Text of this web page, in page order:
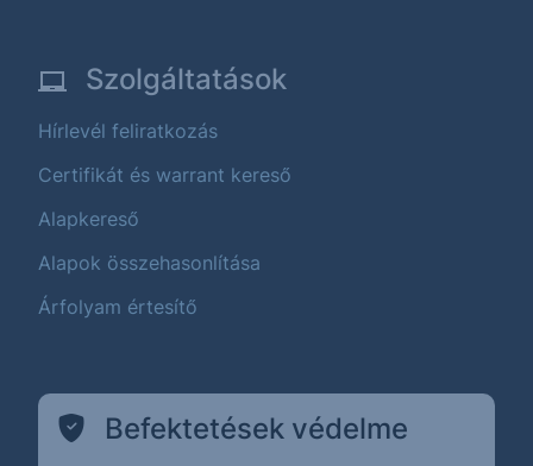
Szolgáltatások
Hírlevél feliratkozás
Certifikát és warrant kereső
Alapkereső
Alapok összehasonlítása
Árfolyam értesítő
Befektetések védelme